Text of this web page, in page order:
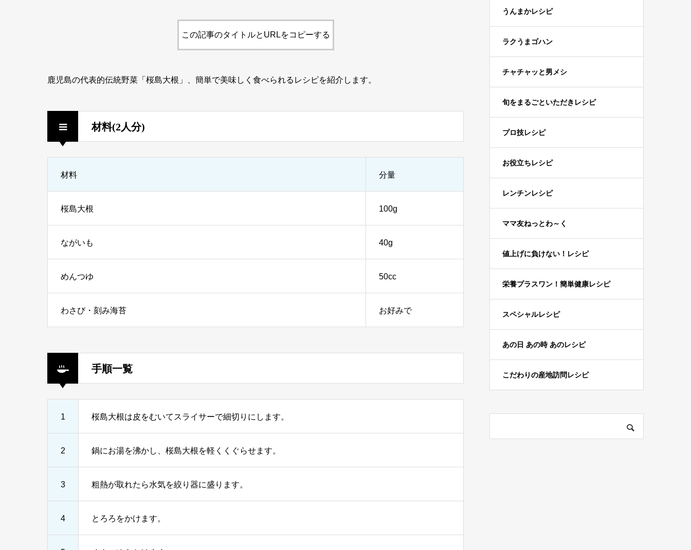
この記事のタイトルとURLをコピーする
鹿児島の代表的伝統野菜「桜島大根」、簡単で美味しく食べられるレシピを紹介します。
材料(2人分)
材料 分量
桜島大根 100g
ながいも 40g
めんつゆ 50cc
わさび・刻み海苔 お好みで
手順一覧
1 桜島大根は皮をむいてスライサーで細切りにします。
2 鍋にお湯を沸かし、桜島大根を軽くくぐらせます。
3 粗熱が取れたら水気を絞り器に盛ります。
4 とろろをかけます。
うんまかレシピ
ラクうまゴハン
チャチャッと男メシ
旬をまるごといただきレシピ
プロ技レシピ
お役立ちレシピ
レンチンレシピ
ママ友ねっとわ～く
値上げに負けない！レシピ
栄養プラスワン！簡単健康レシピ
スペシャルレシピ
あの日 あの時 あのレシピ
こだわりの産地訪問レシピ